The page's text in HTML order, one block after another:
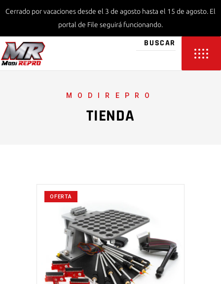
Cerrado por vacaciones desde el 3 de agosto hasta el 15 de agosto. El
portal de File seguirá funcionando.
MODIREPRO
TIENDA
OFERTA